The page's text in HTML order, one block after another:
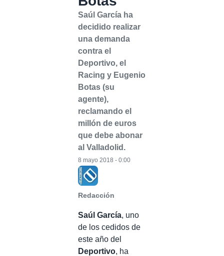
Saúl García ha
decidido realizar
una demanda
contra el
Deportivo, el
Racing y Eugenio
Botas (su
agente),
reclamando el
millón de euros
que debe abonar
al Valladolid.
Redacción
8 mayo 2018 - 0:00
Saúl García, uno
de los cedidos de
este año del
Deportivo, ha